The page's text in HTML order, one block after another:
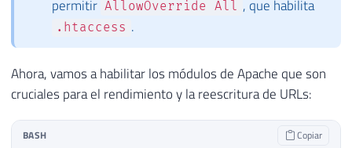
permitir AllowOverride All , que habilita
.htaccess .
Ahora, vamos a habilitar los módulos de Apache que son
cruciales para el rendimiento y la reescritura de URLs:
BASH Copiar